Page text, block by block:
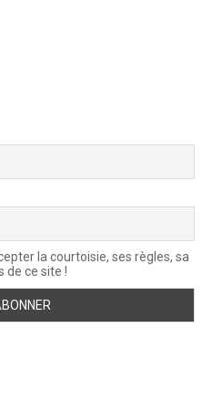
la courtoisie, ses règles, sa
de ce site !